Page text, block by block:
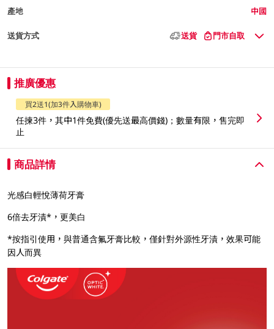
產地 中國
送貨方式 送貨 門市自取
推廣優惠
買2送1(加3件入購物車)
任揀3件，其中1件免費(優先送最高價錢)；數量有限，售完即
止
商品詳情
光感白輕悅薄荷牙膏
6倍去牙漬*，更美白
*按指引使用，與普通含氟牙膏比較，僅針對外源性牙漬，效果可能
因人而異